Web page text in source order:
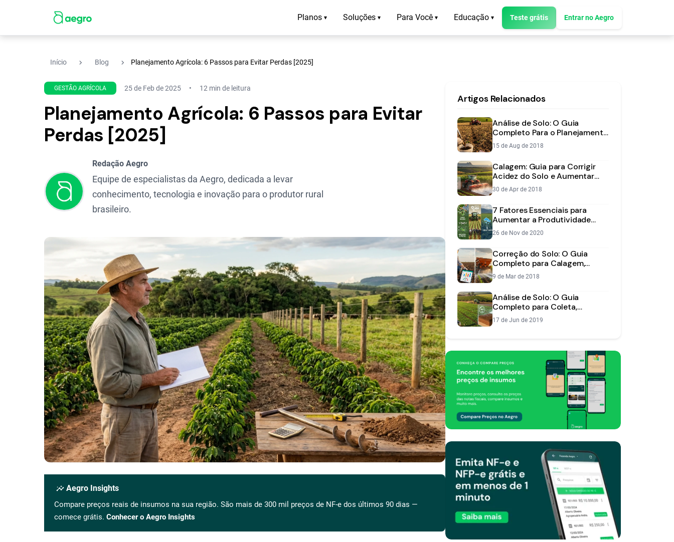
Planos ▾ Soluções ▾ Para Você ▾ Educação ▾ Teste grátis Entrar no Aegro
Início navigate_next Blog navigate_next Planejamento Agrícola: 6 Passos para Evitar Perdas [2025]
GESTÃO AGRÍCOLA 25 de Feb de 2025 12 min de leitura
Planejamento Agrícola: 6 Passos para Evitar
Perdas [2025]
Redação Aegro
Equipe de especialistas da Aegro, dedicada a levar
conhecimento, tecnologia e inovação para o produtor rural
brasileiro.
insights Aegro Insights
Compare preços reais de insumos na sua região. São mais de 300 mil preços de NF-e dos últimos 90 dias —
comece grátis. Conhecer o Aegro Insights
Artigos Relacionados
Análise de Solo: O Guia
Completo Para o Planejamento
da Sua Safra
15 de Aug de 2018
Calagem: Guia para Corrigir
Acidez do Solo e Aumentar
Produtividade
30 de Apr de 2018
7 Fatores Essenciais para
Aumentar a Produtividade
Agrícola na sua Fazenda
26 de Nov de 2020
Correção do Solo: O Guia
Completo para Calagem,
Gessagem e Fosfatagem
9 de Mar de 2018
Análise de Solo: O Guia
Completo para Coleta,
Interpretação e Manejo
17 de Jun de 2019